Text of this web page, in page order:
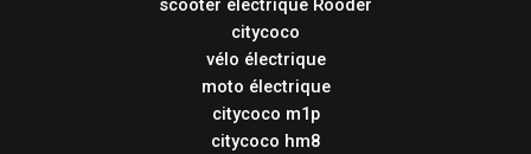
scooter électrique Rooder
citycoco
vélo électrique
moto électrique
citycoco m1p
citycoco hm8